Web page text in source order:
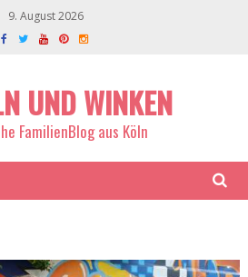
9. August 2026
UND WINKEN
FamilienBlog aus Köln